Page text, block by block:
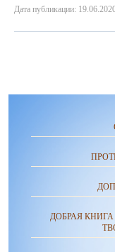
Дата публикации:
ДОБРАЯ